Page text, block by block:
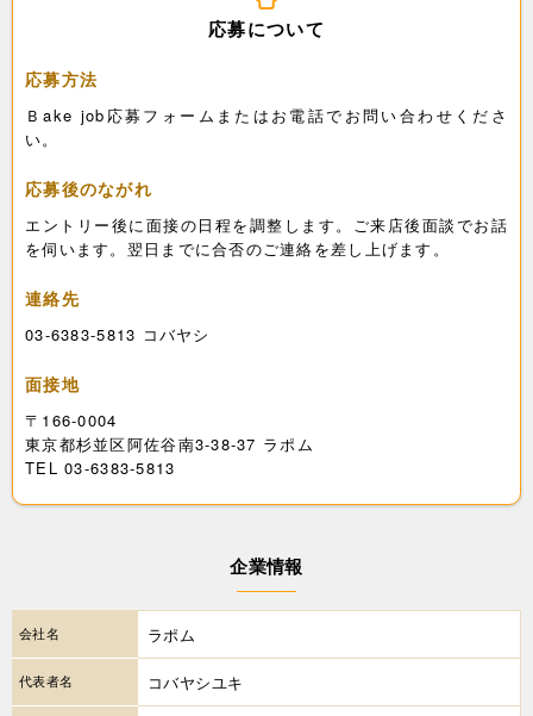
応募について
応募方法
Ｂake job応募フォームまたはお電話でお問い合わせくださ
い。
応募後のながれ
エントリー後に面接の日程を調整します。ご来店後面談でお話
を伺います。翌日までに合否のご連絡を差し上げます。
連絡先
03-6383-5813 コバヤシ
面接地
〒166-0004
東京都杉並区阿佐谷南3-38-37 ラポム
TEL 03-6383-5813
企業情報
会社名 ラポム
代表者名 コバヤシユキ